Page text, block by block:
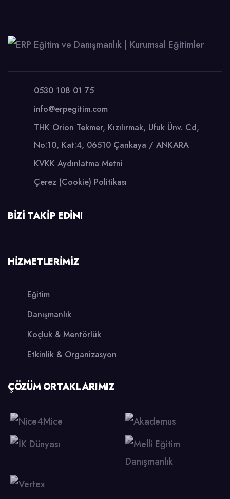
0530 108 01 75
info@erpegitim.com
THK Orion Tekmer, Kızılırmak, Ufuk Ünv. Cd,
No:10, Kat:4, 06510 Çankaya / ANKARA
KVKK Aydınlatma Metni
Çerez (Cookie) Politikası
BİZİ TAKİP EDİN!
HİZMETLERİMİZ
Eğitim
Danışmanlık
Koçluk & Mentörlük
Etkinlik & Organizasyon
ÇÖZÜM ORTAKLARIMIZ